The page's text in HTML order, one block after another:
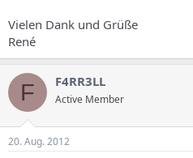
Vielen Dank und Grüße
René
F F4RR3LL
Active Member
20. Aug. 2012